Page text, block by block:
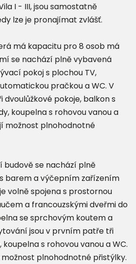
I - III, jsou samostatně
lze je pronajímat zvlášť.
má kapacitu pro 8 osob má
se nachází plně vybavená
pokoj s plochou TV,
pračkou a WC. V
pokoje, balkon s
koupelna s rohovou vanou a
možnost plnohodnotné
budově se nachází plně
barem a výčepním zařízením
volně spojena s prostornou
a francouzskými dveřmi do
se sprchovým koutem a
jsou v prvním patře tři
s rohovou vanou a WC.
plnohodnotné přistýlky.